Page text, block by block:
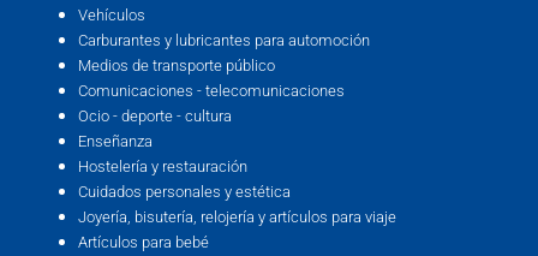
Vehículos
Carburantes y lubricantes para automoción
Medios de transporte público
Comunicaciones - telecomunicaciones
Ocio - deporte - cultura
Enseñanza
Hostelería y restauración
Cuidados personales y estética
Joyería, bisutería, relojería y artículos para viaje
Artículos para bebé